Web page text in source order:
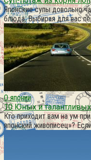
Японские супы довольно
блюда. Выбирая для вас
О японии
10 Юных и
Кто приходит вам на ум
японский живописец»?